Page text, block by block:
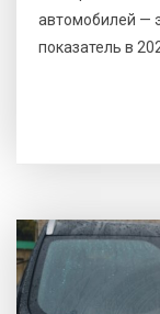
автомобилей —
показатель в